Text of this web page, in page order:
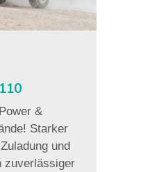
&
Starker
und
zuverlässiger